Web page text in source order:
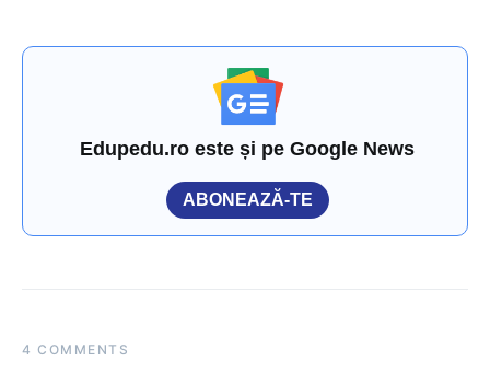
Edupedu.ro este și pe Google News
ABONEAZĂ-TE
4 COMMENTS